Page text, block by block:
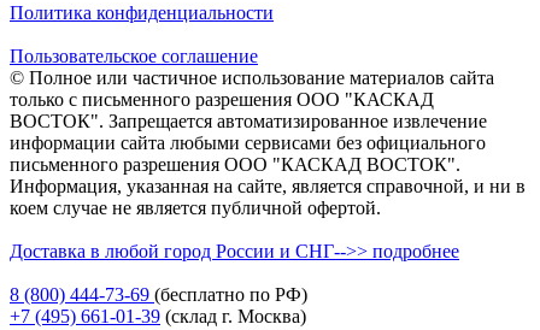
Политика конфиденциальности
Пользовательское соглашение
© Полное или частичное использование материалов сайта
только с письменного разрешения ООО "КАСКАД
ВОСТОК". Запрещается автоматизированное извлечение
информации сайта любыми сервисами без официального
письменного разрешения ООО "КАСКАД ВОСТОК".
Информация, указанная на сайте, является справочной, и ни в
коем случае не является публичной офертой.
Доставка в любой город России и СНГ-->> подробнее
8 (800) 444-73-69 (бесплатно по РФ)
+7 (495) 661-01-39 (склад г. Москва)